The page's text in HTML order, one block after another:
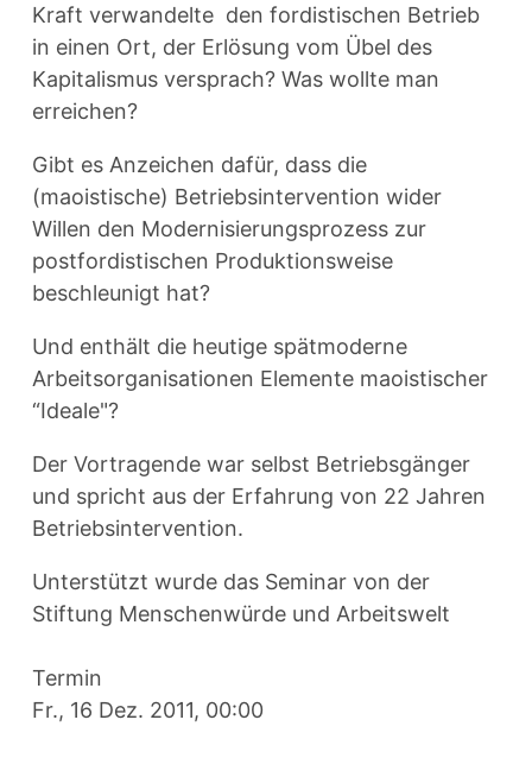
Kraft verwandelte den fordistischen Betrieb
in einen Ort, der Erlösung vom Übel des
Kapitalismus versprach? Was wollte man
erreichen?
Gibt es Anzeichen dafür, dass die
(maoistische) Betriebsintervention wider
Willen den Modernisierungsprozess zur
postfordistischen Produktionsweise
beschleunigt hat?
Und enthält die heutige spätmoderne
Arbeitsorganisationen Elemente maoistischer
“Ideale"?
Der Vortragende war selbst Betriebsgänger
und spricht aus der Erfahrung von 22 Jahren
Betriebsintervention.
Unterstützt wurde das Seminar von der
Stiftung Menschenwürde und Arbeitswelt
Termin
Fr., 16 Dez. 2011, 00:00